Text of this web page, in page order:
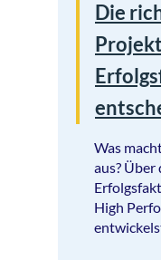
Die
Was
aus? Über
High